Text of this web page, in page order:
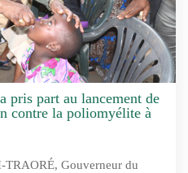
pris part au lancement de
contre la poliomyélite à
TRAORÉ, Gouverneur du